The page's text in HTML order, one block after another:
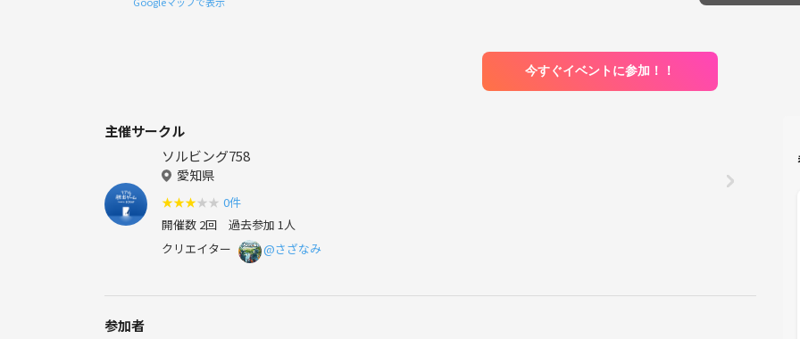
今すぐイベントに参加！！
主催サークル
ソルビング758
愛知県
★★★★ ★ 0件
開催数 2回 過去参加 1人
クリエイター
@さざなみ
参加者